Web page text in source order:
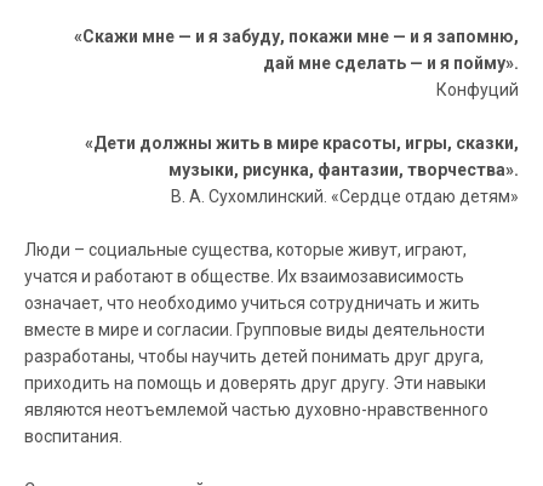
«Скажи мне — и я забуду, покажи мне — и я запомню,
дай мне сделать — и я пойму».
Конфуций
«Дети должны жить в мире красоты, игры, сказки,
музыки, рисунка, фантазии, творчества».
В. А. Сухомлинский. «Сердце отдаю детям»
Люди – социальные существа, которые живут, играют,
учатся и работают в обществе. Их взаимозависимость
означает, что необходимо учиться сотрудничать и жить
вместе в мире и согласии. Групповые виды деятельности
разработаны, чтобы научить детей понимать друг друга,
приходить на помощь и доверять друг другу. Эти навыки
являются неотъемлемой частью духовно-нравственного
воспитания.